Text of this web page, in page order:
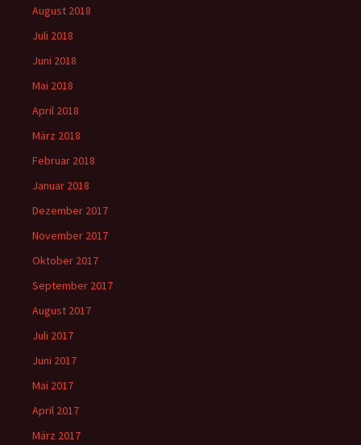
August 2018
Juli 2018
Juni 2018
Mai 2018
April 2018
März 2018
Februar 2018
Januar 2018
Dezember 2017
November 2017
Oktober 2017
September 2017
August 2017
Juli 2017
Juni 2017
Mai 2017
April 2017
März 2017